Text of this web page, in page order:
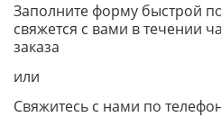
Заполните форму быстрой
свяжется с вами в течении
заказа
или
Свяжитесь с нами по